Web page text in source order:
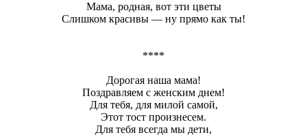
Мама, родная, вот эти цветы
Слишком красивы — ну прямо как ты!
****
Дорогая наша мама!
Поздравляем с женским днем!
Для тебя, для милой самой,
Этот тост произнесем.
Для тебя всегда мы дети,